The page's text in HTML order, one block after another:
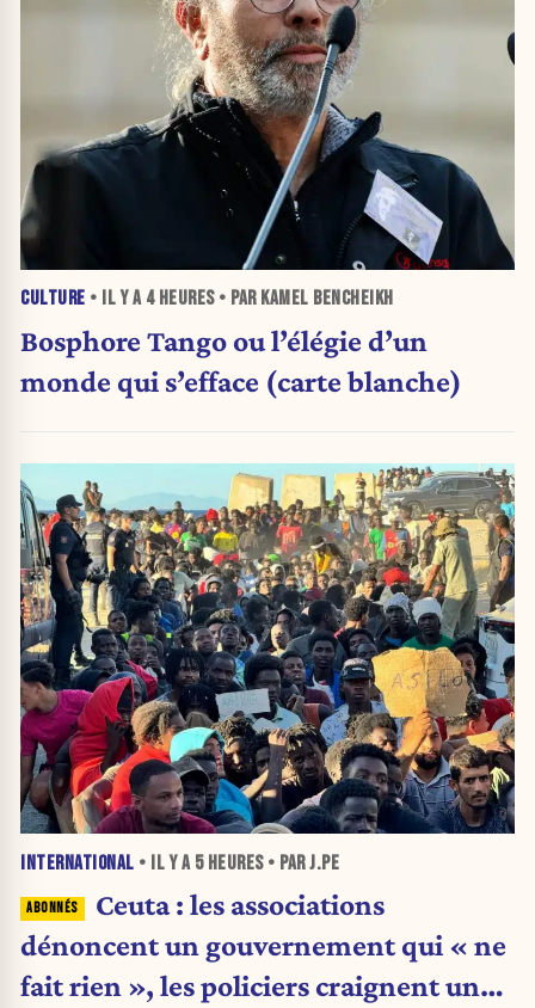
CULTURE • IL Y A 4 HEURES• PAR KAMEL BENCHEIKH
Bosphore Tango ou l’élégie d’un
monde qui s’efface (carte blanche)
INTERNATIONAL • IL Y A 5 HEURES• PAR J.PE
Ceuta : les associations
dénoncent un gouvernement qui « ne
fait rien », les policiers craignent une